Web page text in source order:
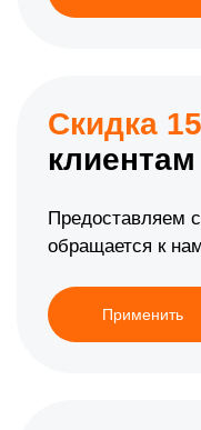
Скидка
клиентам
Предоставляем
обращается к
Применить